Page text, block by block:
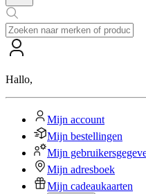
Hallo,
Mijn account
Mijn bestellingen
Mijn
Mijn adresboek
Mijn cadeaukaarten